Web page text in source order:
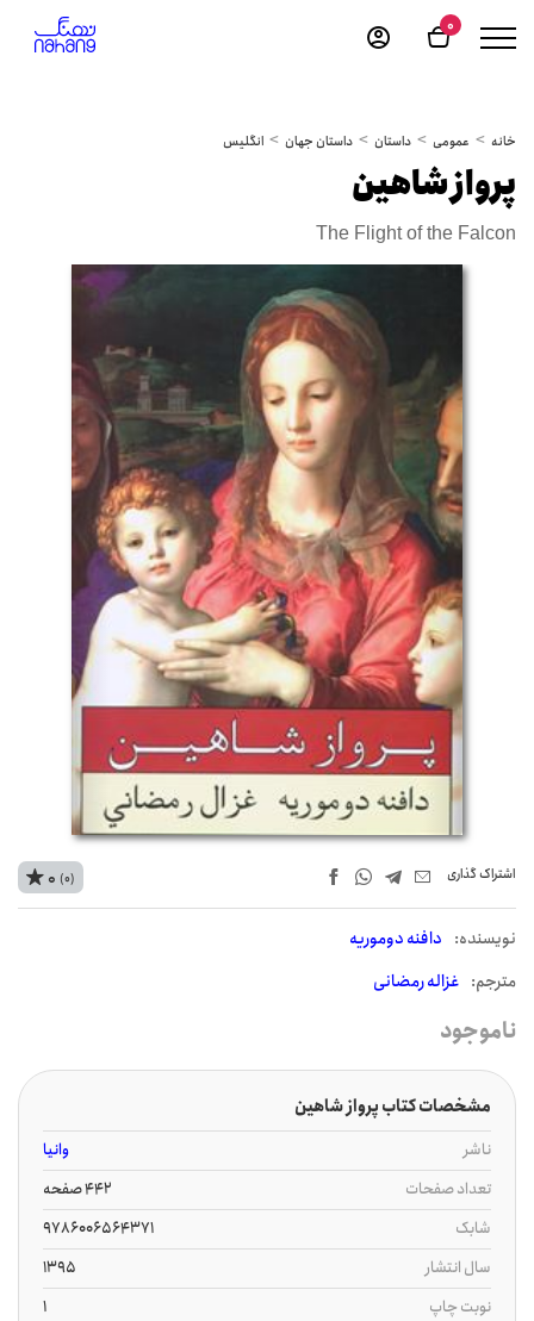
0
خانه عمومی داستان داستان جهان انگلیس
پرواز شاهین
The Flight of the Falcon
اشتراک‌ گذاری
نويسنده: دافنه دوموریه
مترجم: غزاله رمضانی
0 (0)
ناموجود
مشخصات کتاب پرواز شاهین
ناشر
وانیا
تعداد صفحات
442 صفحه
شابک
9786006564371
سال انتشار
1395
نوبت چاپ
1